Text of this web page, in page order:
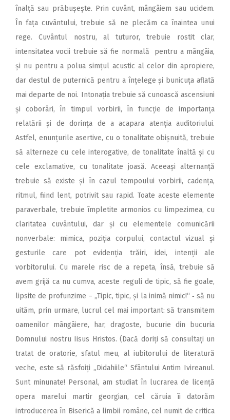
înalță sau prăbușește. Prin cuvânt, mângâiem sau ucidem.
În fața cuvântului, trebuie să ne plecăm ca înaintea unui
rege. Cuvântul nostru, al tuturor, trebuie rostit clar,
intensitatea vocii trebuie să fie normală pentru a mângâia,
și nu pentru a polua simțul acustic al celor din apropiere,
dar destul de puternică pentru a înțelege și bunicuța aflată
mai departe de noi. Intonația trebuie să cunoască ascensiuni
și coborâri, în timpul vorbirii, în funcție de importanța
relatării și de dorința de a acapara atenția auditoriului.
Astfel, enunțurile asertive, cu o tonalitate obișnuită, trebuie
să alterneze cu cele interogative, de tonalitate înaltă și cu
cele exclamative, cu tonalitate joasă. Aceeași alternanță
trebuie să existe și în cazul tempoului vorbirii, cadența,
ritmul, fiind lent, potrivit sau rapid. Toate aceste elemente
paraverbale, trebuie împletite armonios cu limpezimea, cu
claritatea cuvântului, dar și cu elementele comunicării
nonverbale: mimica, poziția corpului, contactul vizual și
gesturile care pot evidenția trăiri, idei, intenții ale
vorbitorului. Cu marele risc de a repeta, însă, trebuie să
avem grijă ca nu cumva, aceste reguli de tipic, să fie goale,
lipsite de profunzime – ,,Tipic, tipic, și la inimă nimic!“ ‑ să nu
uităm, prin urmare, lucrul cel mai important: să transmitem
oamenilor mângâiere, har, dragoste, bucurie din bucuria
Domnului nostru Iisus Hristos. (Dacă doriți să consultați un
tratat de oratorie, sfatul meu, al iubitorului de literatură
veche, este să răsfoiți ,,Didahiile“ Sfântului Antim Ivireanul.
Sunt minunate! Personal, am studiat în lucrarea de licență
opera marelui martir georgian, cel căruia îi datorăm
introducerea în Biserică a limbii române, cel numit de critica